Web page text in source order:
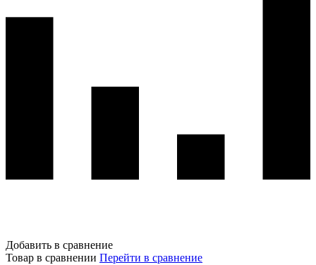
Добавить в сравнение
Товар в сравнении Перейти в сравнение